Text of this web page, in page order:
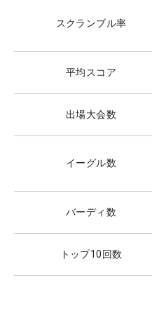
スクランブル率
平均スコア
出場大会数
イーグル数
バーディ数
トップ10回数